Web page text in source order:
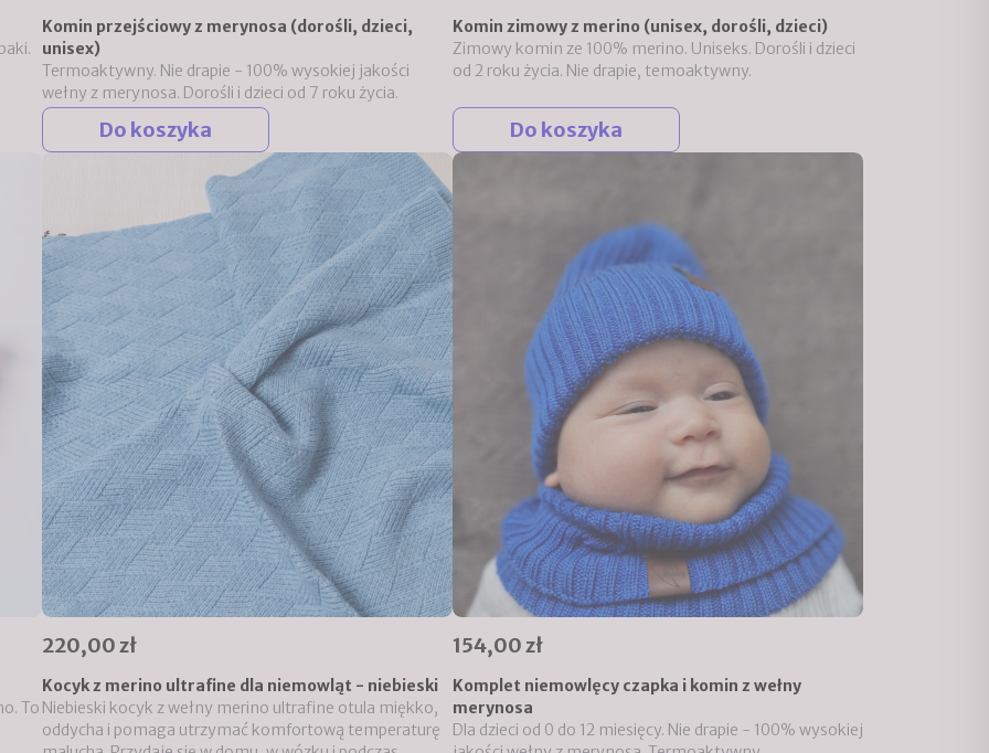
Komin przejściowy z merynosa (dorośli, dzieci,
unisex)
Termoaktywny. Nie drapie - 100% wysokiej jakości
wełny z merynosa. Dorośli i dzieci od 7 roku życia.
Do koszyka
Komin zimowy z merino (unisex, dorośli, dzieci)
Zimowy komin ze 100% merino. Uniseks. Dorośli i dzieci
od 2 roku życia. Nie drapie, temoaktywny.
Do koszyka
To
220,00 zł
Kocyk z merino ultrafine dla niemowląt - niebieski
Niebieski kocyk z wełny merino ultrafine otula miękko,
oddycha i pomaga utrzymać komfortową temperaturę
154,00 zł
Komplet niemowlęcy czapka i komin z wełny
merynosa
Dla dzieci od 0 do 12 miesięcy. Nie drapie - 100% wysokiej